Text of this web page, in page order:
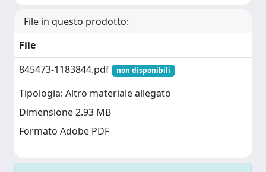
File in questo prodotto:
File
845473-1183844.pdf
non disponibili
Tipologia: Altro materiale allegato
Dimensione 2.93 MB
Formato Adobe PDF